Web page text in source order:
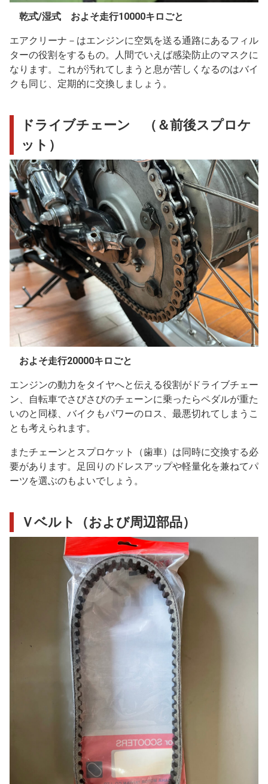
乾式/湿式 およそ走行10000キロごと
エアクリーナ－はエンジンに空気を送る通路にあるフィル
ターの役割をするもの。人間でいえば感染防止のマスクに
なります。これが汚れてしまうと息が苦しくなるのはバイ
クも同じ、定期的に交換しましょう。
ドライブチェーン （＆前後スプロケ
ット）
およそ走行20000キロごと
エンジンの動力をタイヤへと伝える役割がドライブチェー
ン、自転車でさびさびのチェーンに乗ったらペダルが重た
いのと同様、バイクもパワーのロス、最悪切れてしまうこ
とも考えられます。
またチェーンとスプロケット（歯車）は同時に交換する必
要があります。足回りのドレスアップや軽量化を兼ねてパ
ーツを選ぶのもよいでしょう。
Ｖベルト（および周辺部品）